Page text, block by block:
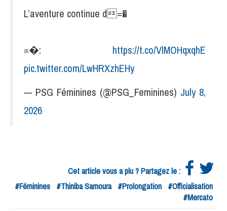
L’aventure continue d=�
=�: https://t.co/VlMOHqxqhE
pic.twitter.com/LwHRXzhEHy
— PSG Féminines (@PSG_Feminines) July 8,
2026
Cet article vous a plu ? Partagez le :
#Féminines #Thiniba Samoura #Prolongation #Officialisation
#Mercato